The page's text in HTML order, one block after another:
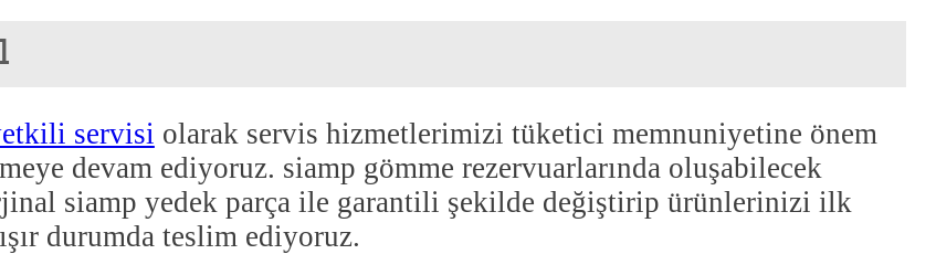
servisi olarak servis hizmetlerimizi tüketici memnuniyetine önem
devam ediyoruz. siamp gömme rezervuarlarında oluşabilecek
siamp yedek parça ile garantili şekilde değiştirip ürünlerinizi ilk
durumda teslim ediyoruz.